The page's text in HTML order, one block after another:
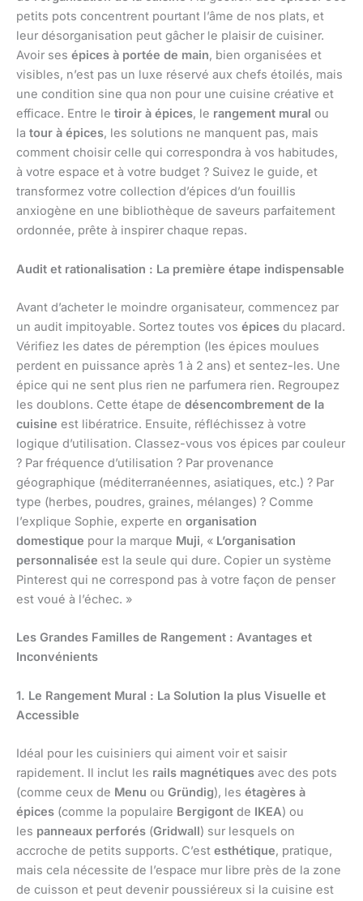
petits pots concentrent pourtant l’âme de nos plats, et
leur désorganisation peut gâcher le plaisir de cuisiner.
Avoir ses épices à portée de main, bien organisées et
visibles, n’est pas un luxe réservé aux chefs étoilés, mais
une condition sine qua non pour une cuisine créative et
efficace. Entre le tiroir à épices, le rangement mural ou
la tour à épices, les solutions ne manquent pas, mais
comment choisir celle qui correspondra à vos habitudes,
à votre espace et à votre budget ? Suivez le guide, et
transformez votre collection d’épices d’un fouillis
anxiogène en une bibliothèque de saveurs parfaitement
ordonnée, prête à inspirer chaque repas.
Audit et rationalisation : La première étape indispensable
Avant d’acheter le moindre organisateur, commencez par
un audit impitoyable. Sortez toutes vos épices du placard.
Vérifiez les dates de péremption (les épices moulues
perdent en puissance après 1 à 2 ans) et sentez-les. Une
épice qui ne sent plus rien ne parfumera rien. Regroupez
les doublons. Cette étape de désencombrement de la
cuisine est libératrice. Ensuite, réfléchissez à votre
logique d’utilisation. Classez-vous vos épices par couleur
? Par fréquence d’utilisation ? Par provenance
géographique (méditerranéennes, asiatiques, etc.) ? Par
type (herbes, poudres, graines, mélanges) ? Comme
l’explique Sophie, experte en organisation
domestique pour la marque Muji, « L’organisation
personnalisée est la seule qui dure. Copier un système
Pinterest qui ne correspond pas à votre façon de penser
est voué à l’échec. »
Les Grandes Familles de Rangement : Avantages et
Inconvénients
1. Le Rangement Mural : La Solution la plus Visuelle et
Accessible
Idéal pour les cuisiniers qui aiment voir et saisir
rapidement. Il inclut les rails magnétiques avec des pots
(comme ceux de Menu ou Gründig), les étagères à
épices (comme la populaire Bergigont de IKEA) ou
les panneaux perforés (Gridwall) sur lesquels on
accroche de petits supports. C’est esthétique, pratique,
mais cela nécessite de l’espace mur libre près de la zone
de cuisson et peut devenir poussiéreux si la cuisine est